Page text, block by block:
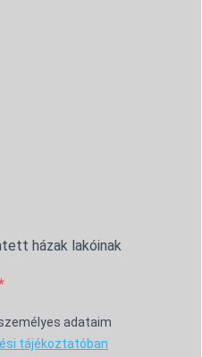
házak lakóinak
adataim
tájékoztatóban